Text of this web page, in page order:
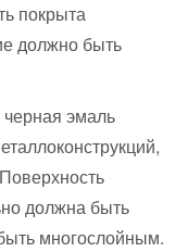
покрыта
должно быть
эмаль
должна быть
многослойным.